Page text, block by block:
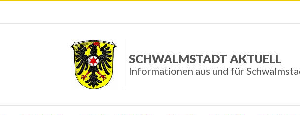
SCHWALMSTADT AKTUELL
Informationen aus und für